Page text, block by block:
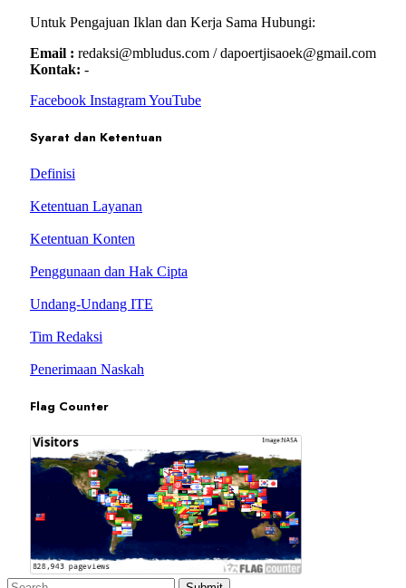
Untuk Pengajuan Iklan dan Kerja Sama Hubungi:
Email : redaksi@mbludus.com / dapoertjisaoek@gmail.com
Kontak: -
Facebook InstagramYouTube
Syarat dan Ketentuan
Definisi
Ketentuan Layanan
Ketentuan Konten
Penggunaan dan Hak Cipta
Undang-Undang ITE
Tim Redaksi
Penerimaan Naskah
Flag Counter